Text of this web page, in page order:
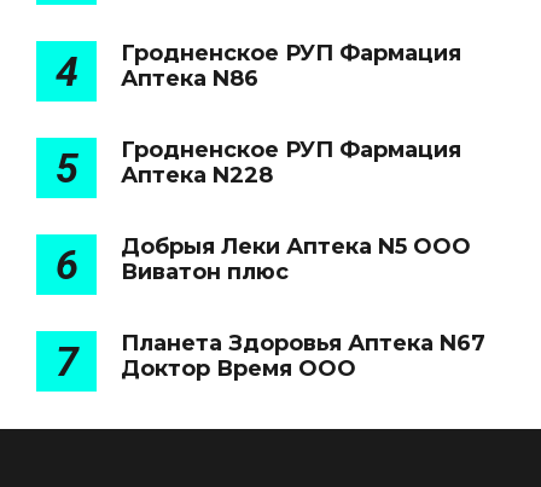
4
Гродненское РУП Фармация
Аптека N86
5
Гродненское РУП Фармация
Аптека N228
6
Добрыя Леки Аптека N5 ООО
Виватон плюс
7
Планета Здоровья Аптека N67
Доктор Время ООО